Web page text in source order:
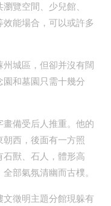
覽空間、少兒館、
能場合，可以或許多
城區，但卻并沒有闊
和墓園只需十幾分
備受后人推重。他的
西，後面有一方照
獸、石人，體形高
部氣氛清幽而古樸。
徵明主題分館現躲有